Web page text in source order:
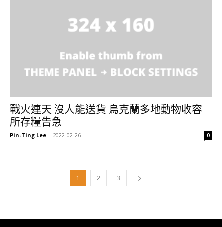
戰火連天 沒人能送貨 烏克蘭多地動物收容
所存糧告急
Pin-Ting Lee - 2022-02-26 0
1 2 3